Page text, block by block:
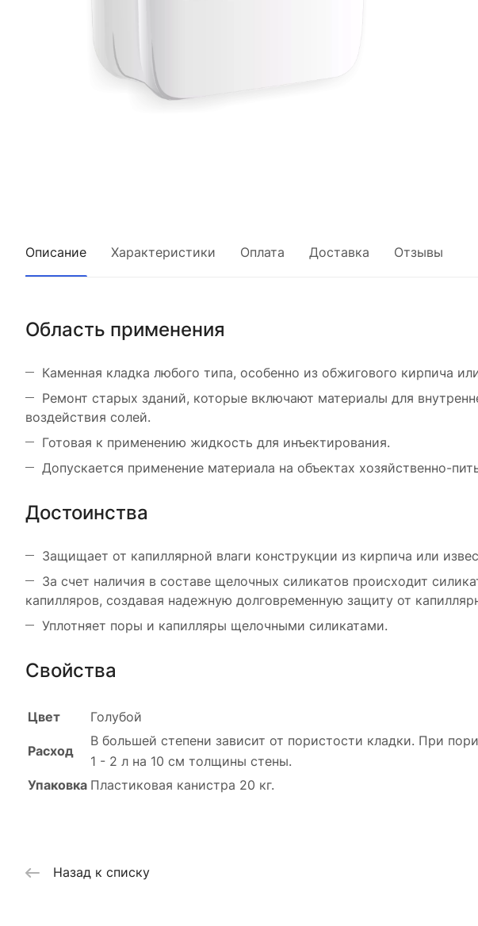
Описание Характеристики Оплата Доставка Отзывы
Область применения
Каменная кладка любого типа, особенно из обжигового кирпича
Ремонт старых зданий, которые включают материалы для
воздействия солей.
Готовая к применению жидкость для инъектирования.
Допускается применение материала на объектах хозяйственно-
Достоинства
Защищает от капиллярной влаги конструкции из кирпича или
За счет наличия в составе щелочных силикатов происходит
капилляров, создавая надежную долговременную защиту от
Уплотняет поры и капилляры щелочными силикатами.
Свойства
Цвет Голубой
Расход
В большей степени зависит от пористости кладки. При
1 - 2 л на 10 см толщины стены.
Упаковка Пластиковая канистра 20 кг.
Назад к списку